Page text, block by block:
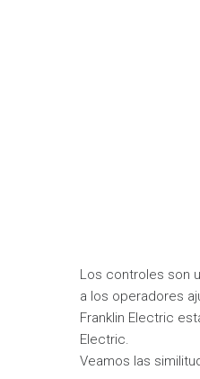
Los controles son
a los operadores
Franklin Electric
Electric.
Veamos las